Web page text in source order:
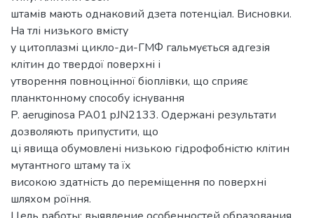
штамів мають однаковий дзета потенціал. Висновки.
На тлі низького вмісту
у цитоплазмі цикло-ди-ГМФ гальмується адгезія
клітин до твердої поверхні і
утворення повноцінної біоплівки, що сприяє
планктонному способу існування
P. aeruginosa PA01 pJN2133. Одержані результати
дозволяють припустити, що
ці явища обумовлені низькою гідрофобністю клітин
мутантного штаму та їх
високою здатність до переміщення по поверхні
шляхом роїння.